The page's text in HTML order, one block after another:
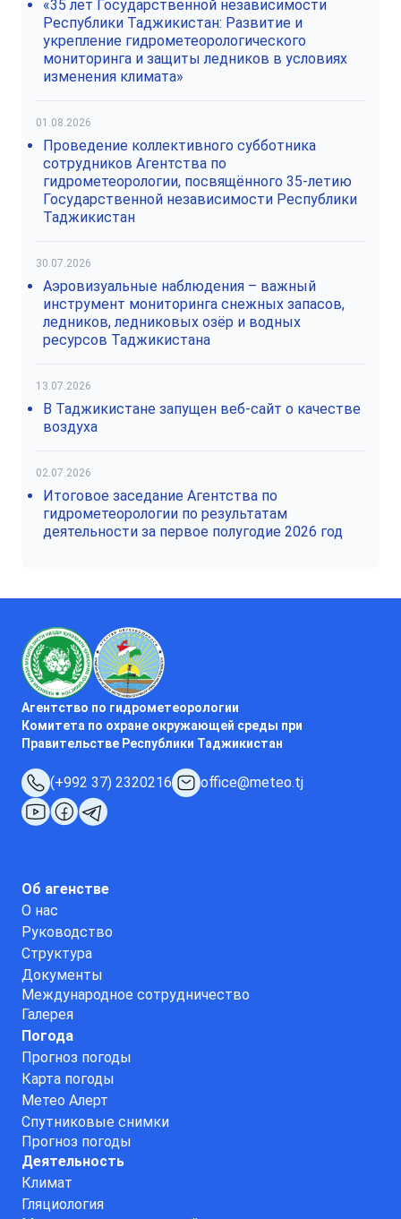
«35 лет Государственной независимости
Республики Таджикистан: Развитие и
укрепление гидрометеорологического
мониторинга и защиты ледников в условиях
изменения климата»
01.08.2026
Проведение коллективного субботника
сотрудников Агентства по
гидрометеорологии, посвящённого 35-летию
Государственной независимости Республики
Таджикистан
30.07.2026
Аэровизуальные наблюдения – важный
инструмент мониторинга снежных запасов,
ледников, ледниковых озёр и водных
ресурсов Таджикистана
13.07.2026
В Таджикистане запущен веб-сайт о качестве
воздуха
02.07.2026
Итоговое заседание Агентства по
гидрометеорологии по результатам
деятельности за первое полугодие 2026 год
Агентство по гидрометеорологии
Комитета по охране окружающей среды при
Правительстве Республики Таджикистан
(+992 37) 2320216 office@meteo.tj
Об агенстве
О нас
Руководство
Структура
Документы
Международное сотрудничество
Галерея
Погода
Прогноз погоды
Карта погоды
Метео Алерт
Спутниковые снимки
Прогноз погоды
Деятельность
Климат
Гляциология